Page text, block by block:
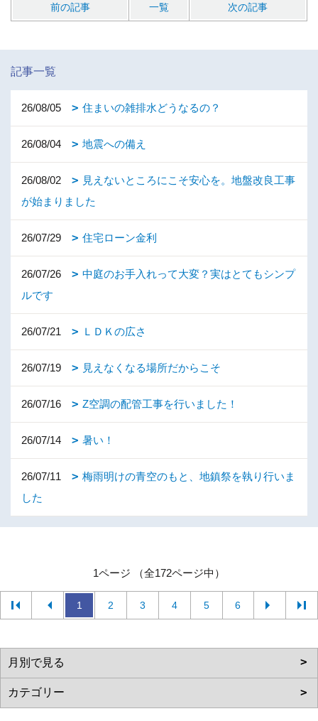
前の記事 一覧 次の記事
記事一覧
26/08/05 住まいの雑排水どうなるの？
26/08/04 地震への備え
26/08/02
見えないところにこそ安心を。地盤改良工事
が始まりました
26/07/29 住宅ローン金利
26/07/26
中庭のお手入れって大変？実はとてもシンプ
ルです
26/07/21 ＬＤＫの広さ
26/07/19 見えなくなる場所だからこそ
26/07/16 Z空調の配管工事を行いました！
26/07/14 暑い！
26/07/11
梅雨明けの青空のもと、地鎮祭を執り行いま
した
1ページ （全172ページ中）
1 2 3 4 5 6